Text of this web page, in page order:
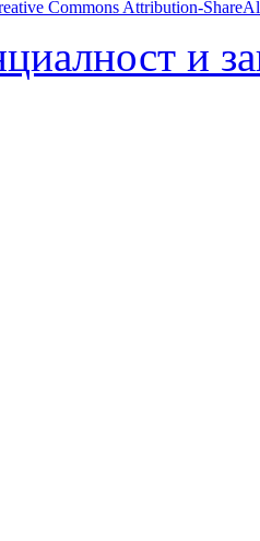
Commons Attribution-
и